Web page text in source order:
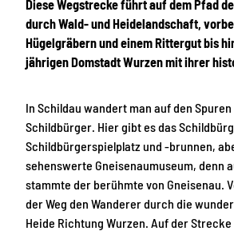
Diese Wegstrecke führt auf dem Pfad
durch Wald- und Heidelandschaft,
Hügelgräbern und einem Rittergut bis
jährigen Domstadt Wurzen mit ihrer
In Schildau wandert man auf den
Schildbürger. Hier gibt es das
Schildbürgerspielplatz und -brunnen,
sehenswerte Gneisenaumuseum, denn
stammte der berühmte von Gneisenau.
der Weg den Wanderer durch die
Heide Richtung Wurzen. Auf der